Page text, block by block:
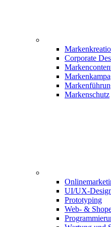
Corporate
Markenschutz
UI/UX-
Prototyping
Web- &